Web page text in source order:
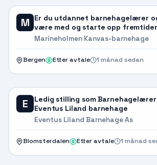
M
Er du utdannet barnehagelærer
være med og starte opp
barnehage på Marineholmen?
Marineholmen Kanvas-barnehage
Bergen Etter avtale 1 månad sedan
E
Ledig stilling som Barnehagelærer
Eventus Liland barnehage
Eventus Liland Barnehage As
Blomsterdalen Etter avtale 1 månad